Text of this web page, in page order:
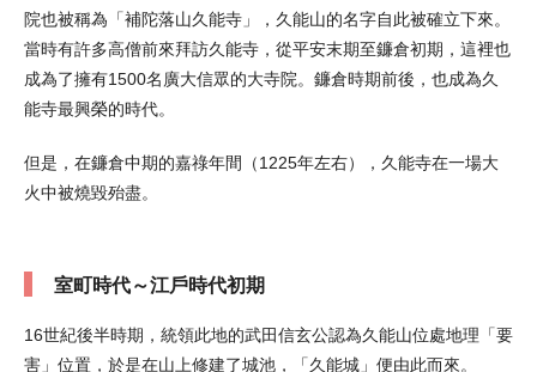
院也被稱為「補陀落山久能寺」，久能山的名字自此被確立下來。
當時有許多高僧前來拜訪久能寺，從平安末期至鐮倉初期，這裡也
成為了擁有1500名廣大信眾的大寺院。鐮倉時期前後，也成為久
能寺最興榮的時代。
但是，在鐮倉中期的嘉祿年間（1225年左右），久能寺在一場大
火中被燒毀殆盡。
室町時代～江戶時代初期
16世紀後半時期，統領此地的武田信玄公認為久能山位處地理「要
害」位置，於是在山上修建了城池，「久能城」便由此而來。